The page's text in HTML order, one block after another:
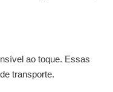
ao toque. Essas
transporte.